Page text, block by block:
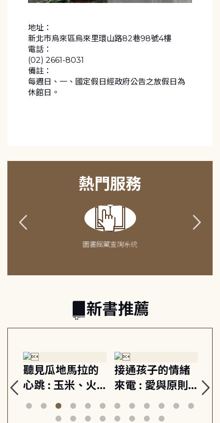
地址：
新北市烏來區烏來里環山路82巷98號4樓
電話：
(02) 2661-8031
備註：
每週日、一、國定假日經政府公告之放假日為
休館日。
熱門服務
圖書館藏查詢系統
新書推薦
聽見瓜地馬拉的
心跳 : 玉米、火
山與信仰, 外交官
筆下的現代馬雅
接通孩子的情緒
來電 : 愛與原則,
建立教養的安定
節奏 22個行動練
關